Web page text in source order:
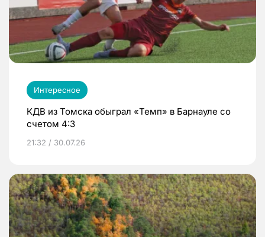
Интересное
КДВ из Томска обыграл «Темп» в Барнауле со
счетом 4:3
21:32 / 30.07.26